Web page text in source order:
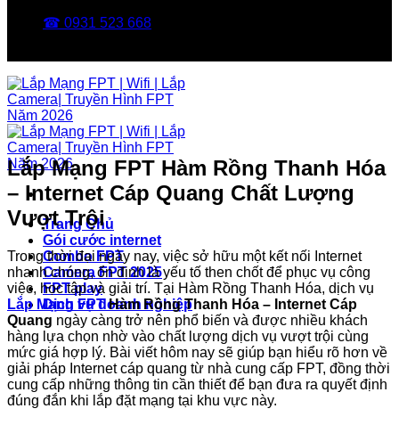
☎ 0931 523 668
Trang Chủ
Gói cước internet
Combo FPT
Camera FPT 2025
FPT play
Dịch vụ doanh nghiệp
Lắp Mạng FPT Hàm Rồng Thanh Hóa
– Internet Cáp Quang Chất Lượng
Vượt Trội
Trong thời đại ngày nay, việc sở hữu một kết nối Internet
nhanh chóng, ổn định là yếu tố then chốt để phục vụ công
việc, học tập và giải trí. Tại Hàm Rồng Thanh Hóa, dịch vụ
Lắp Mạng FPTHàm Rồng Thanh Hóa – Internet Cáp
Quang ngày càng trở nên phổ biến và được nhiều khách
hàng lựa chọn nhờ vào chất lượng dịch vụ vượt trội cùng
mức giá hợp lý. Bài viết hôm nay sẽ giúp bạn hiểu rõ hơn về
giải pháp Internet cáp quang từ nhà cung cấp FPT, đồng thời
cung cấp những thông tin cần thiết để bạn đưa ra quyết định
đúng đắn khi lắp đặt mạng tại khu vực này.